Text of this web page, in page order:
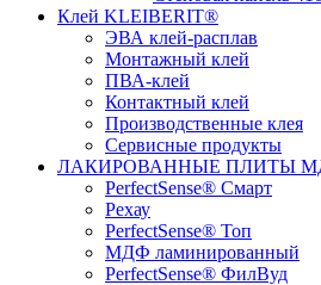
Клей KLEIBERIT®
ЭВА клей-расплав
Монтажный клей
ПВА-клей
Контактный клей
Производственные клея
Сервисные продукты
ЛАКИРОВАННЫЕ ПЛИТЫ
PerfectSense® Смарт
Рехау
PerfectSense® Топ
МДФ ламинированный
PerfectSense® ФилВуд